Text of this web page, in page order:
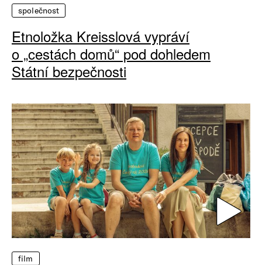
společnost
Etnoložka Kreisslová vypráví
o „cestách domů“ pod dohledem
Státní bezpečnosti
film